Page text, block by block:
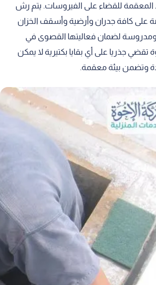
المعقمة للقضاء على الفيروسات. يتم رش
على كافة جدران وأرضية وأسقف الخزان
ومدروسة لضمان فعاليتها القصوى في
جذريا على أي بقايا بكتيرية لا يمكن
وتضمن بيئة معقمة.